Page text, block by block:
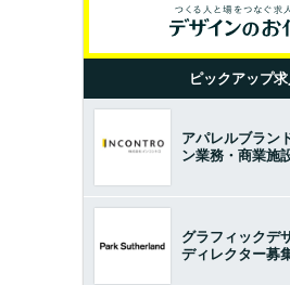
ピックアップ求
アパレルブラン
ン業務・商業施
グラフィックデ
ディレクター募